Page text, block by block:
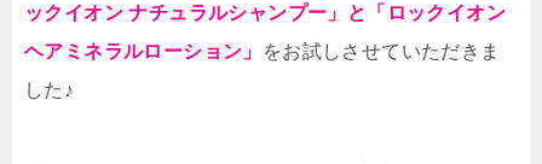
ックイオン ナチュラルシャンプー」と「ロックイオン
ヘアミネラルローション」
をお試しさせていただきま
した♪